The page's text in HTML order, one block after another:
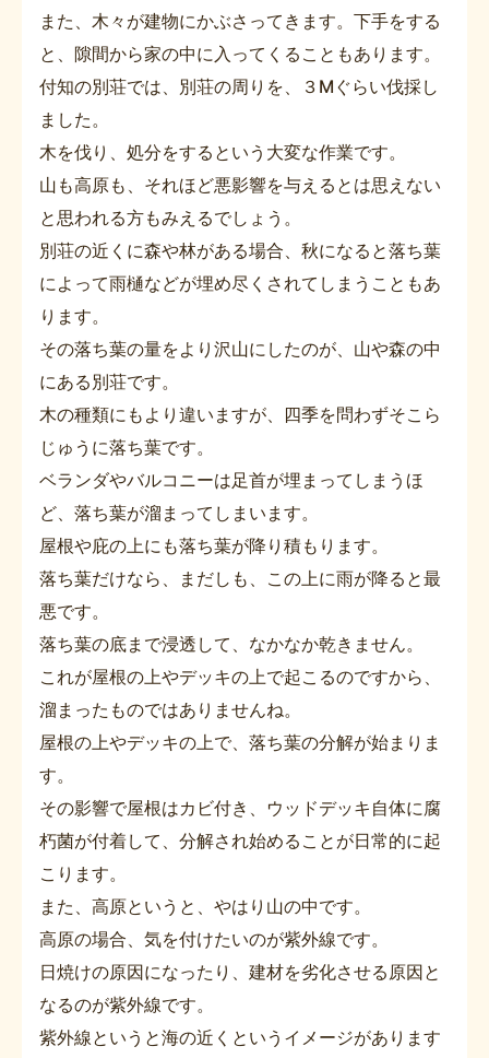
また、木々が建物にかぶさってきます。下手をする
と、隙間から家の中に入ってくることもあります。
付知の別荘では、別荘の周りを、３Mぐらい伐採し
ました。
木を伐り、処分をするという大変な作業です。
山も高原も、それほど悪影響を与えるとは思えない
と思われる方もみえるでしょう。
別荘の近くに森や林がある場合、秋になると落ち葉
によって雨樋などが埋め尽くされてしまうこともあ
ります。
その落ち葉の量をより沢山にしたのが、山や森の中
にある別荘です。
木の種類にもより違いますが、四季を問わずそこら
じゅうに落ち葉です。
ベランダやバルコニーは足首が埋まってしまうほ
ど、落ち葉が溜まってしまいます。
屋根や庇の上にも落ち葉が降り積もります。
落ち葉だけなら、まだしも、この上に雨が降ると最
悪です。
落ち葉の底まで浸透して、なかなか乾きません。
これが屋根の上やデッキの上で起こるのですから、
溜まったものではありませんね。
屋根の上やデッキの上で、落ち葉の分解が始まりま
す。
その影響で屋根はカビ付き、ウッドデッキ自体に腐
朽菌が付着して、分解され始めることが日常的に起
こります。
また、高原というと、やはり山の中です。
高原の場合、気を付けたいのが紫外線です。
日焼けの原因になったり、建材を劣化させる原因と
なるのが紫外線です。
紫外線というと海の近くというイメージがあります